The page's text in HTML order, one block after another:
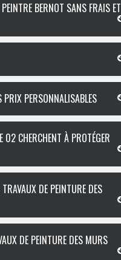
BERNOT SANS FRAIS ET
PERSONNALISABLES
02 CHERCHENT À PROTÉGER
DE PEINTURE DES
DE PEINTURE DES MURS